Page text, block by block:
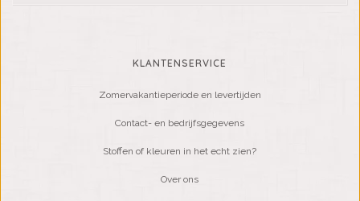
KLANTENSERVICE
Zomervakantieperiode en levertijden
Contact- en bedrijfsgegevens
Stoffen of kleuren in het echt zien?
Over ons